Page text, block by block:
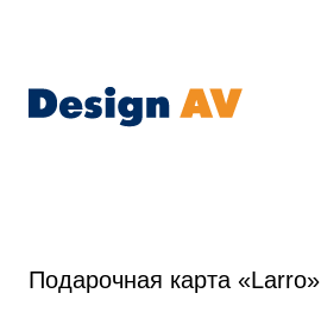
Подарочная карта «Larro»